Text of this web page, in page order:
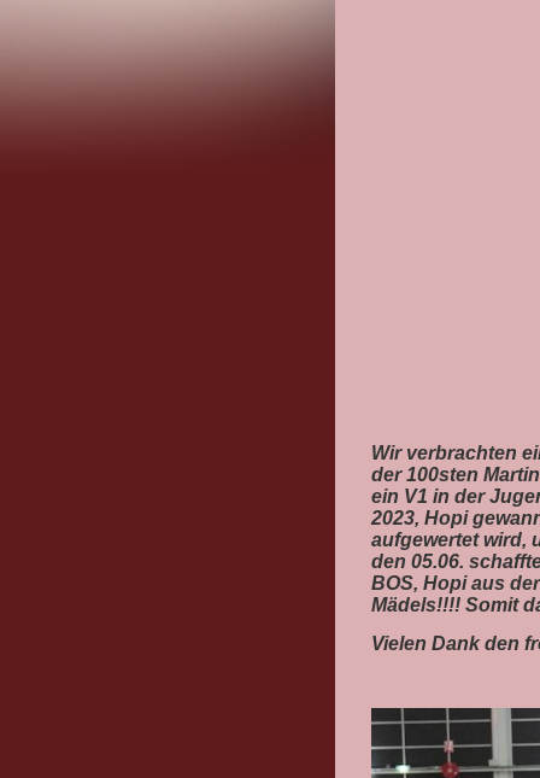
Wir verbrachten
der 100sten
ein V1 in der
2023, Hopi
aufgewertet wird,
den 05.06.
BOS, Hopi aus
Mädels!!!! Somit
Vielen Dank den